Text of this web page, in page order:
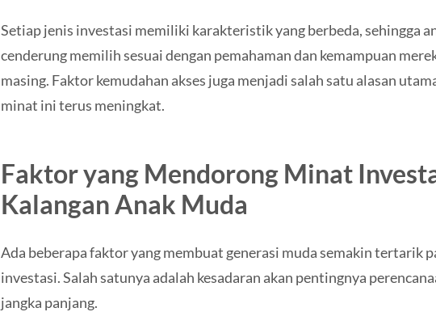
Setiap jenis investasi memiliki karakteristik yang berbeda, sehingga
cenderung memilih sesuai dengan pemahaman dan kemampuan
masing. Faktor kemudahan akses juga menjadi salah satu alasan
minat ini terus meningkat.
Faktor yang Mendorong Minat
Kalangan Anak Muda
Ada beberapa faktor yang membuat generasi muda semakin tertarik
investasi. Salah satunya adalah kesadaran akan pentingnya
jangka panjang.